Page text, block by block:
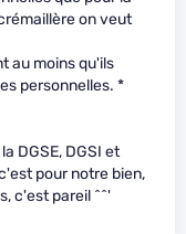
on veut
au moins qu'ils
personnelles. *
DGSE, DGSI et
pour notre bien,
c'est pareil ^^'